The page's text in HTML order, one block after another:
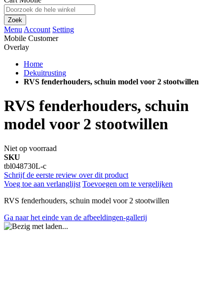
Zoek
Menu Account Setting
Mobile Customer
Overlay
Home
Dekuitrusting
RVS fenderhouders, schuin model voor 2 stootwillen
RVS fenderhouders, schuin
model voor 2 stootwillen
Niet op voorraad
SKU
tbl048730L-c
Schrijf de eerste review over dit product
Voeg toe aan verlanglijst Toevoegen om te vergelijken
RVS fenderhouders, schuin model voor 2 stootwillen
Ga naar het einde van de afbeeldingen-gallerij